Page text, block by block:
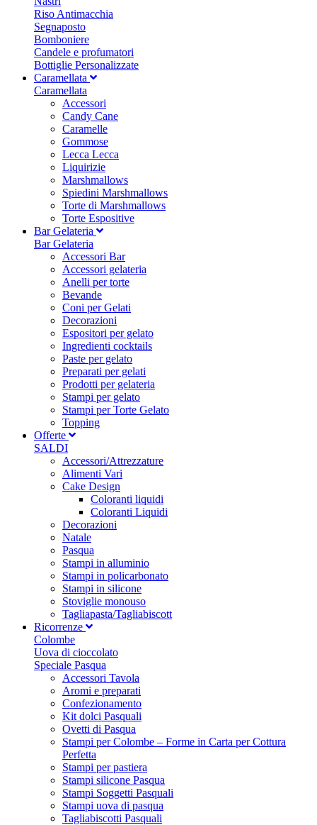
Riso Antimacchia
Segnaposto
Bomboniere
Candele e profumatori
Bottiglie Personalizzate
Caramellata
Caramellata
Accessori
Candy Cane
Caramelle
Gommose
Lecca Lecca
Liquirizie
Marshmallows
Spiedini Marshmallows
Torte di Marshmallows
Torte Espositive
Bar Gelateria
Bar Gelateria
Accessori Bar
Accessori gelateria
Anelli per torte
Bevande
Coni per Gelati
Decorazioni
Espositori per gelato
Ingredienti cocktails
Paste per gelato
Preparati per gelati
Prodotti per gelateria
Stampi per gelato
Stampi per Torte Gelato
Topping
Offerte
SALDI
Accessori/Attrezzature
Alimenti Vari
Cake Design
Coloranti liquidi
Coloranti Liquidi
Decorazioni
Natale
Pasqua
Stampi in alluminio
Stampi in policarbonato
Stampi in silicone
Stoviglie monouso
Tagliapasta/Tagliabiscott
Ricorrenze
Colombe
Uova di cioccolato
Speciale Pasqua
Accessori Tavola
Aromi e preparati
Confezionamento
Kit dolci Pasquali
Ovetti di Pasqua
Stampi per Colombe – Forme in Carta per Cottura
Perfetta
Stampi per pastiera
Stampi silicone Pasqua
Stampi Soggetti Pasquali
Stampi uova di pasqua
Tagliabiscotti Pasquali